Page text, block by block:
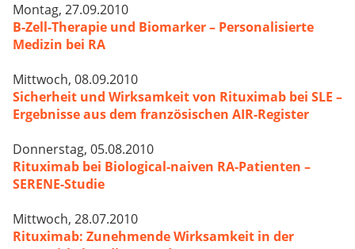
Montag, 27.09.2010
B-Zell-Therapie und Biomarker – Personalisierte
Medizin bei RA
Mittwoch, 08.09.2010
Sicherheit und Wirksamkeit von Rituximab bei SLE –
Ergebnisse aus dem französischen AIR-Register
Donnerstag, 05.08.2010
Rituximab bei Biological-naiven RA-Patienten –
SERENE-Studie
Mittwoch, 28.07.2010
Rituximab: Zunehmende Wirksamkeit in der